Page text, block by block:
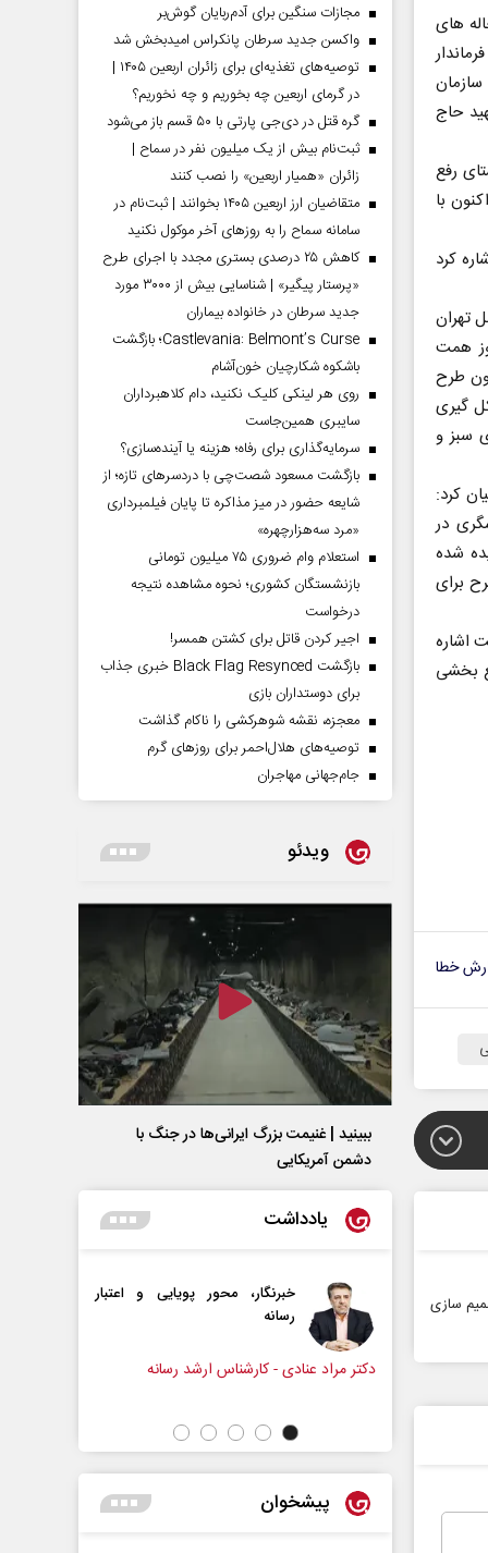
های
فرماندار
حاج
رفع
با
کرد
دیگر معضل تهران
امروز همت
طرح
گیری
فضای سبز و
کرد:
در
شده
برای
اشاره
بخشی
خطا
سازی
مجازات سنگین برای آدم‌ربایان گوش‌بر
واکسن جدید سرطان پانکراس امیدبخش شد
توصیه‌های تغذیه‌ای برای زائران اربعین ۱۴۰۵ |
در گرمای اربعین چه بخوریم و چه نخوریم؟
گره قتل در دی‌جی پارتی با ۵۰ قسم باز می‌شود
ثبت‌نام بیش از یک میلیون نفر در سماح |
زائران «همیار اربعین» را نصب کنند
متقاضیان ارز اربعین ۱۴۰۵ بخوانند | ثبت‌نام در
سامانه سماح را به روز‌های آخر موکول نکنید
کاهش ۲۵ درصدی بستری مجدد با اجرای طرح
«پرستار پیگیر» | شناسایی بیش از ۳۰۰۰ مورد
جدید سرطان در خانواده بیماران
Castlevania: Belmont’s Curse؛ بازگشت
باشکوه شکارچیان خون‌آشام
روی هر لینکی کلیک نکنید، دام کلاهبرداران
سایبری همین‌جاست
سرمایه‌گذاری برای رفاه؛ هزینه یا آینده‌سازی؟
بازگشت مسعود شصت‌چی با دردسر‌های تازه؛ از
شایعه حضور در میز مذاکره تا پایان فیلمبرداری
«مرد سه‌هزارچهره»
استعلام وام ضروری ۷۵ میلیون تومانی
بازنشستگان کشوری؛ نحوه مشاهده نتیجه
درخواست
اجیر کردن قاتل برای کشتن همسر!
بازگشت Black Flag Resynced خبری جذاب
برای دوستداران بازی
معجزه، نقشه شوهرکشی را ناکام گذاشت
توصیه‌های هلال‌احمر برای روز‌های گرم
جام‌جهانی مهاجران
ویدئو
ببینید | غنیمت بزرگ ایرانی‌ها در جنگ با
دشمن آمریکایی
یادداشت
خبرنگار، محور پویایی و اعتبار
رسانه
- کارشناس ارشد رسانه
دروازه‌بانی اندوه در مسیر
پیشخوان